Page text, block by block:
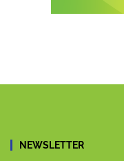
NEWSLETTER